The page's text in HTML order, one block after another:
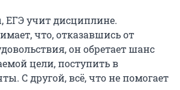
ЕГЭ учит дисциплине.
что, отказавшись от
он обретает шанс
цели, поступить в
С другой, всё, что не помогает